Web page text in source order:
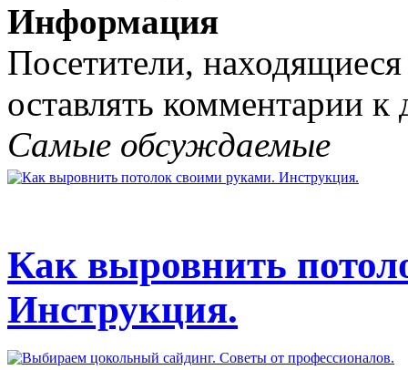
Информация
Посетители,
оставлять комментарии
Самые обсуждаемые
Как выровнить
Инструкция.